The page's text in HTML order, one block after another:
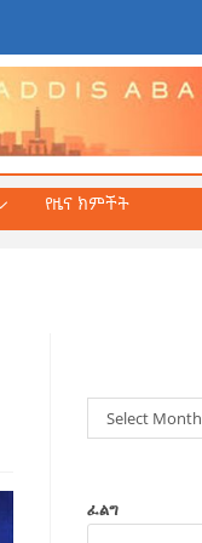
የዜና ክምችት
Select Month
ፈልግ